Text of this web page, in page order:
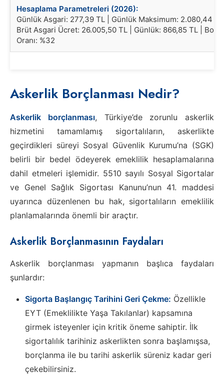
Hesaplama Parametreleri (2026):
Günlük Asgari: 277,39 TL | Günlük Maksimum: 2.080,44 TL
Brüt Asgari Ücret: 26.005,50 TL | Günlük: 866,85 TL |
Oranı: %32
Askerlik Borçlanması Nedir?
Askerlik borçlanması, Türkiye’de zorunlu askerlik
hizmetini tamamlamış sigortalıların, askerlikte
geçirdikleri süreyi Sosyal Güvenlik Kurumu’na (SGK)
belirli bir bedel ödeyerek emeklilik hesaplamalarına
dahil etmeleri işlemidir. 5510 sayılı Sosyal Sigortalar
ve Genel Sağlık Sigortası Kanunu’nun 41. maddesi
uyarınca düzenlenen bu hak, sigortalıların emeklilik
planlamalarında önemli bir araçtır.
Askerlik Borçlanmasının Faydaları
Askerlik borçlanması yapmanın başlıca faydaları
şunlardır:
Sigorta Başlangıç Tarihini Geri Çekme: Özellikle
EYT (Emeklilikte Yaşa Takılanlar) kapsamına
girmek isteyenler için kritik öneme sahiptir. İlk
sigortalılık tarihiniz askerlikten sonra başlamışsa,
borçlanma ile bu tarihi askerlik süreniz kadar geri
çekebilirsiniz.